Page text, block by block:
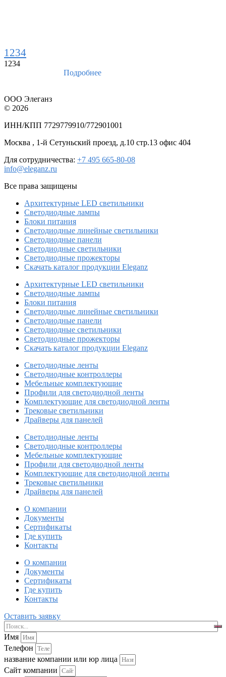
1234
1234
Подробнее
ООО Элеганз
© 2026
ИНН/КПП 7729779910/772901001
Москва , 1-й Сетуньский проезд, д.10 стр.13 офис 404
Для сотрудничества: +7 495 665-80-08
info@eleganz.ru
Все права защищены
Архитектурные LED светильники
Светодиодные лампы
Блоки питания
Светодиодные линейные светильники
Светодиодные панели
Светодиодные светильники
Светодиодные прожекторы
Скачать каталог продукции Eleganz
Архитектурные LED светильники
Светодиодные лампы
Блоки питания
Светодиодные линейные светильники
Светодиодные панели
Светодиодные светильники
Светодиодные прожекторы
Скачать каталог продукции Eleganz
Светодиодные ленты
Светодиодные контроллеры
Мебельные комплектующие
Профили для светодиодной ленты
Комплектующие для светодиодной ленты
Трековые светильники
Драйверы для панелей
Светодиодные ленты
Светодиодные контроллеры
Мебельные комплектующие
Профили для светодиодной ленты
Комплектующие для светодиодной ленты
Трековые светильники
Драйверы для панелей
О компании
Документы
Сертификаты
Где купить
Контакты
О компании
Документы
Сертификаты
Где купить
Контакты
Оставить заявку
Имя
Телефон
название компании или юр лица
Сайт компании